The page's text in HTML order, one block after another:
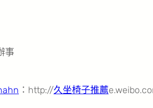
事
：http://久坐椅子推薦